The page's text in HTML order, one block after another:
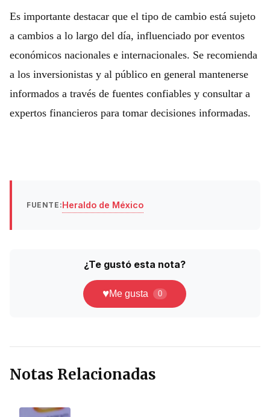
Es importante destacar que el tipo de cambio está sujeto
a cambios a lo largo del día, influenciado por eventos
económicos nacionales e internacionales. Se recomienda
a los inversionistas y al público en general mantenerse
informados a través de fuentes confiables y consultar a
expertos financieros para tomar decisiones informadas.
FUENTE:Heraldo de México
¿Te gustó esta nota?
♥Me gusta 0
Notas Relacionadas